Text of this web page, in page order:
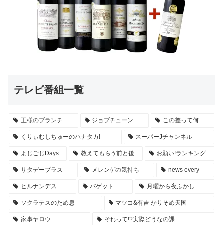
テレビ番組一覧
王様のブランチ ジョブチューン この差って何
くりぃむしちゅーのハナタカ! スーパーJチャンネル
よじごじDays 教えてもらう前と後 お願い!ランキング
サタデープラス メレンゲの気持ち news every
ヒルナンデス バゲット 月曜から夜ふかし
ソクラテスのため息 マツコ&有吉 かりそめ天国
家事ヤロウ それって!?実際どうなの課